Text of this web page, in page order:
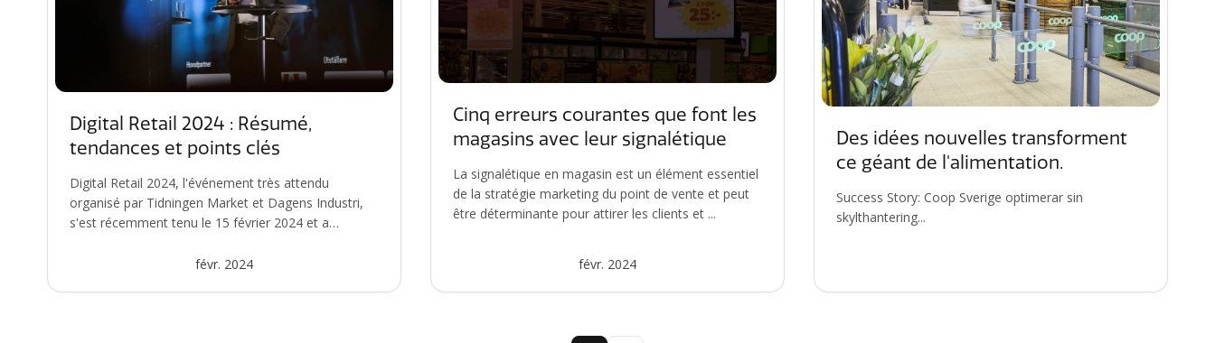
Digital Retail 2024 : Résumé,
tendances et points clés
Digital Retail 2024, l'événement très attendu
organisé par Tidningen Market et Dagens Industri,
s'est récemment tenu le 15 février 2024 et a
févr. 2024
Cinq erreurs courantes que font les
magasins avec leur signalétique
La signalétique en magasin est un élément essentiel
de la stratégie marketing du point de vente et peut
être déterminante pour attirer les clients et ...
févr. 2024
Des idées nouvelles transforment
ce géant de l'alimentation.
Success Story: Coop Sverige optimerar sin
skylthantering...